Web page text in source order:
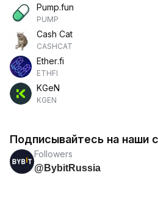
Pump.fun
PUMP
Cash Cat
CASHCAT
Ether.fi
ETHFI
KGeN
KGEN
Подписывайтесь на наши
Followers
@BybitRussia